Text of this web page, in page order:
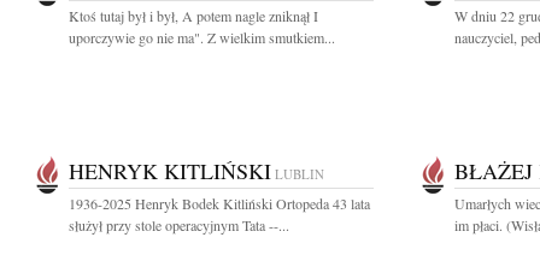
Ktoś tutaj był i był, A potem nagle zniknął I
uporczywie go nie ma". Z wielkim smutkiem...
W dniu 22
nauczyciel,
HENRYK KITLIŃSKI LUBLIN
1936-2025 Henryk Bodek Kitliński Ortopeda 43 lata
służył przy stole operacyjnym Tata --...
BŁAŻEJ
Umarłych
im płaci.